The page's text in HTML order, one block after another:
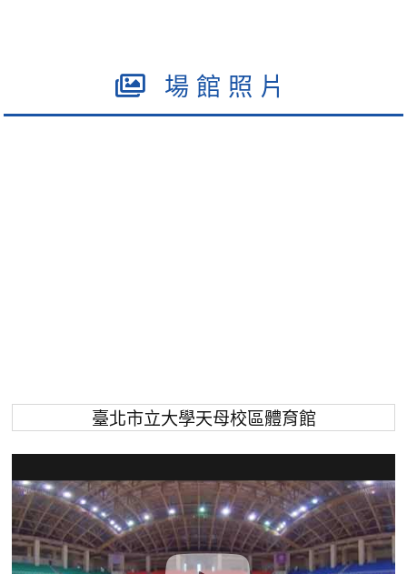
場館照片
臺北市立大學天母校區體育館